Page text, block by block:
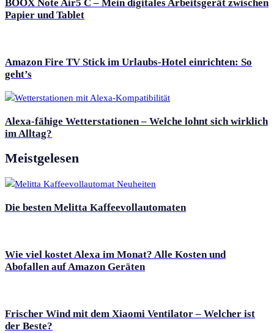
BOOX Note Air5 C – Mein digitales Arbeitsgerät zwischen
Papier und Tablet
Amazon Fire TV Stick im Urlaubs-Hotel einrichten: So
geht’s
Alexa-fähige Wetterstationen – Welche lohnt sich wirklich
im Alltag?
Meistgelesen
Die besten Melitta Kaffeevollautomaten
Wie viel kostet Alexa im Monat? Alle Kosten und
Abofallen auf Amazon Geräten
Frischer Wind mit dem Xiaomi Ventilator – Welcher ist
der Beste?